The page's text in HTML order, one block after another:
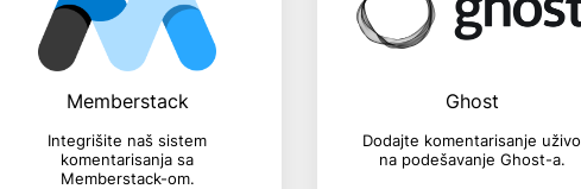
Memberstack
Integrišite naš sistem
komentarisanja sa
Memberstack-om.
Ghost
Dodajte komentarisanje uživo
na podešavanje Ghost-a.